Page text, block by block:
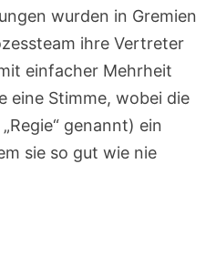
wurden in Gremien
ihre Vertreter
einfacher Mehrheit
eine Stimme, wobei die
genannt) ein
sie so gut wie nie